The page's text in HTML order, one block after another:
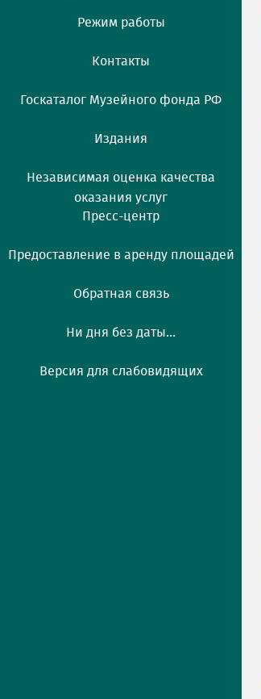
Режим работы
Контакты
Госкаталог Музейного фонда РФ
Издания
Независимая оценка качества
оказания услуг
Пресс-центр
Предоставление в аренду площадей
Обратная связь
Ни дня без даты...
Версия для слабовидящих